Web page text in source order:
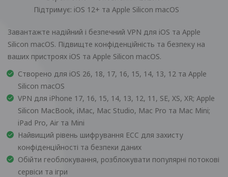
Підтримує: iOS 12+ та Apple Silicon macOS
Завантажте надійний і безпечний VPN для iOS та Apple
Silicon macOS. Підвищте конфіденційність та безпеку на
ваших пристроях iOS та Apple Silicon macOS.
Створено для iOS 26, 18, 17, 16, 15, 14, 13, 12 та Apple
Silicon macOS
VPN для iPhone 17, 16, 15, 14, 13, 12, 11, SE, XS, XR; Apple
Silicon MacBook, iMac, Mac Studio, Mac Pro та Mac Mini;
iPad Pro, Air та Mini
Найвищий рівень шифрування ECC для захисту
конфіденційності та безпеки даних
Обійти геоблокування, розблокувати популярні потокові
сервіси та ігри